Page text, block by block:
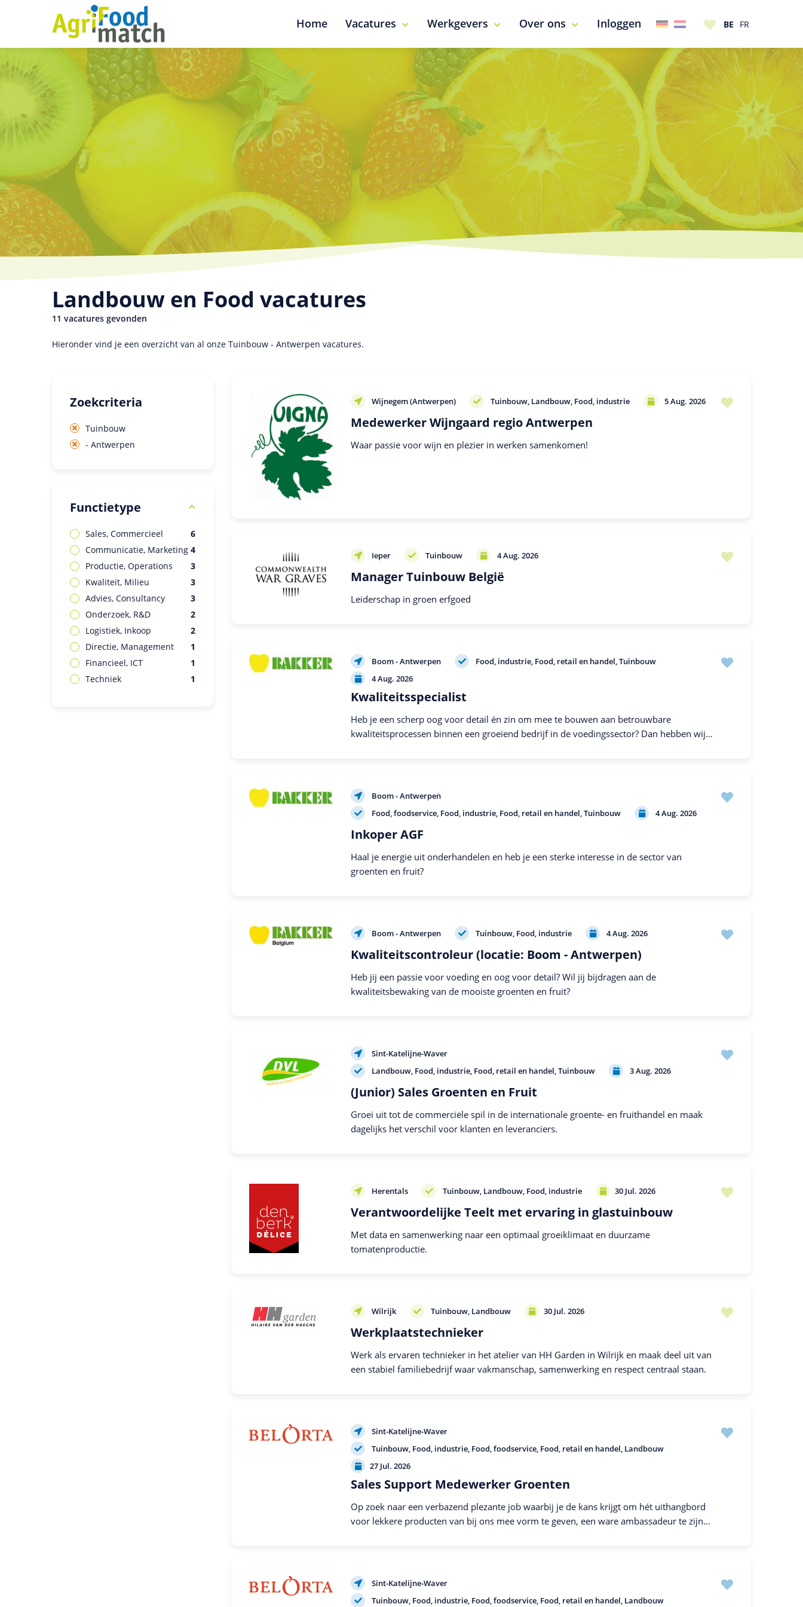
Home Vacatures Werkgevers Over ons Inloggen
Landbouw en Food vacatures
11 vacatures gevonden
Hieronder vind je een overzicht van al onze Tuinbouw - Antwerpen vacatures.
Zoekcriteria
Tuinbouw
- Antwerpen
Functietype
Sales, Commercieel
6
Communicatie, Marketing 4
Productie, Operations
3
Kwaliteit, Milieu
3
Advies, Consultancy
3
Onderzoek, R&D
2
Logistiek, Inkoop
2
Directie, Management
1
Financieel, ICT
1
Techniek
1
Wijnegem (Antwerpen) Tuinbouw Landbouw Food, industrie 5 Aug. 2026
Medewerker Wijngaard regio Antwerpen
Waar passie voor wijn en plezier in werken samenkomen!
Ieper Tuinbouw 4 Aug. 2026
Manager Tuinbouw België
Leiderschap in groen erfgoed
Boom - Antwerpen Food, industrie Food, retail en handel Tuinbouw
4 Aug. 2026
Kwaliteitsspecialist
Heb je een scherp oog voor detail én zin om mee te bouwen aan betrouwbare
kwaliteitsprocessen binnen een groeiend bedrijf in de voedingssector? Dan hebben wij
Boom - Antwerpen
Food, foodservice Food, industrie Food, retail en handel Tuinbouw 4 Aug. 2026
Inkoper AGF
Haal je energie uit onderhandelen en heb je een sterke interesse in de sector van
Boom - Antwerpen Tuinbouw Food, industrie 4 Aug. 2026
Kwaliteitscontroleur (locatie: Boom - Antwerpen)
Heb jij een passie voor voeding en oog voor detail? Wil jij bijdragen aan de
kwaliteitsbewaking van de mooiste groenten en fruit?
Sint-Katelijne-Waver
Landbouw Food, industrie Food, retail en handel Tuinbouw 3 Aug. 2026
(Junior) Sales Groenten en Fruit
Groei uit tot de commerciële spil in de internationale groente- en fruithandel en maak
dagelijks het verschil voor klanten en leveranciers.
Herentals Tuinbouw Landbouw Food, industrie 30 Jul. 2026
Verantwoordelijke Teelt met ervaring in glastuinbouw
Met data en samenwerking naar een optimaal groeiklimaat en duurzame
tomatenproductie.
Wilrijk Tuinbouw Landbouw 30 Jul. 2026
Werkplaatstechnieker
Werk als ervaren technieker in het atelier van HH Garden in Wilrijk en maak deel uit van
een stabiel familiebedrijf waar vakmanschap, samenwerking en respect centraal staan.
Sint-Katelijne-Waver
Tuinbouw Food, industrie Food, foodservice Food, retail en handel Landbouw
27 Jul. 2026
Sales Support Medewerker Groenten
Op zoek naar een verbazend plezante job waarbij je de kans krijgt om hét uithangbord
voor lekkere producten van bij ons mee vorm te geven, een ware ambassadeur te zijn
Sint-Katelijne-Waver
Tuinbouw Food, industrie Food, foodservice Food, retail en handel Landbouw